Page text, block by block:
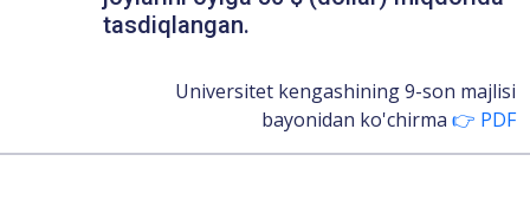
tasdiqlangan.
Universitet kengashining 9-son majlisi
bayonidan ko'chirma 👉 PDF